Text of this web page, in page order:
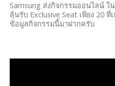
Samsung ส่งกิจกรรมออนไลน์ ใน
ลุ้นรับ Exclusive Seat เพียง 20 ที่
ข้อมูลกิจกรรมนี้มาฝากครับ